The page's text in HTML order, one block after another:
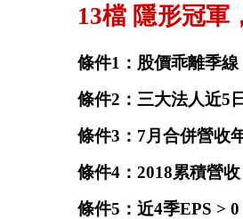
13檔 隱形冠軍
條件1：股價乖離季
條件2：三大法人近5
條件3：7月合併營收
條件4：2018累積營收
條件5：近4季EPS > 0